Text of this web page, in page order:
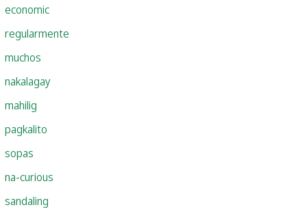
economic
regularmente
muchos
nakalagay
mahilig
pagkalito
sopas
na-curious
sandaling